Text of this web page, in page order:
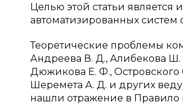
Целью этой статьи
автоматизированных систем
Теоретические проблемы
Андреева В. Д., Алибекова Ш.
Дюжикова Е. Ф., Островского
Шеремета А. Д. и других
нашли отражение в Правило